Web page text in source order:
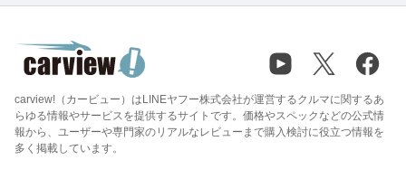
carview!（カービュー）はLINEヤフー株式会社が運営するクルマに関するあ
らゆる情報やサービスを提供するサイトです。価格やスペックなどの公式情
報から、ユーザーや専門家のリアルなレビューまで購入検討に役立つ情報を
多く掲載しています。